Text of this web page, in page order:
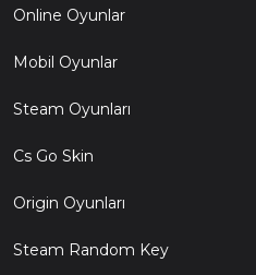
Online Oyunlar
Mobil Oyunlar
Steam Oyunları
Cs Go Skin
Origin Oyunları
Steam Random Key